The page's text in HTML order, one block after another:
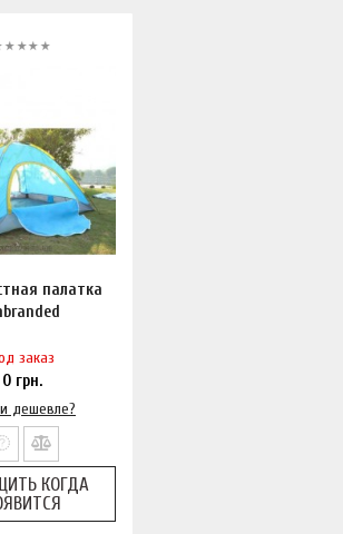
палатка
заказ
0грн.
дешевле?
КОГДА